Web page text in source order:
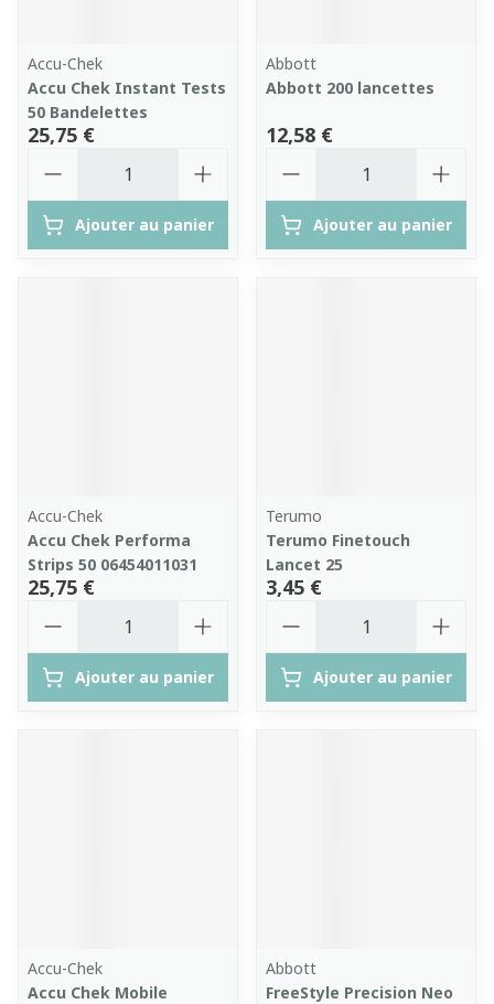
Accu-Chek
Accu Chek Instant Tests
50 Bandelettes
25,75 €
Ajouter au panier
Abbott
Abbott 200 lancettes
12,58 €
Ajouter au panier
Accu-Chek
Accu Chek Performa
Strips 50 06454011031
25,75 €
Ajouter au panier
Terumo
Terumo Finetouch
Lancet 25
3,45 €
Ajouter au panier
Accu-Chek
Accu Chek Mobile
Abbott
FreeStyle Precision Neo